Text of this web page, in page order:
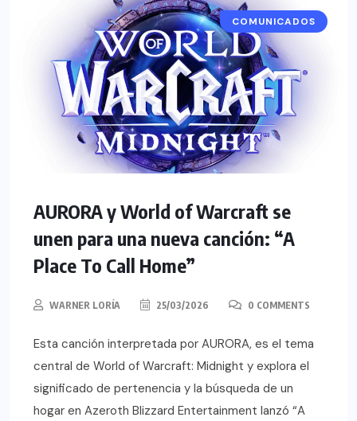
COMUNICADOS
AURORA y World of Warcraft se
unen para una nueva canción: “A
Place To Call Home”
WARNER LORÍA 25/03/2026 0 COMMENTS
Esta canción interpretada por AURORA, es el tema
central de World of Warcraft: Midnight y explora el
significado de pertenencia y la búsqueda de un
hogar en Azeroth Blizzard Entertainment lanzó “A